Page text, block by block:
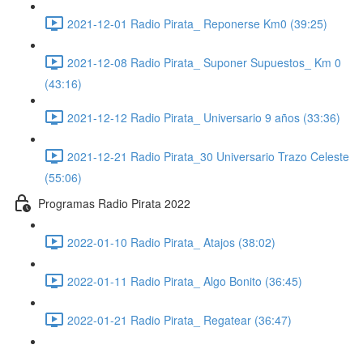
2021-12-01 Radio Pirata_ Reponerse Km0 (39:25)
2021-12-08 Radio Pirata_ Suponer Supuestos_ Km 0
(43:16)
2021-12-12 Radio Pirata_ Universario 9 años (33:36)
2021-12-21 Radio Pirata_30 Universario Trazo Celeste
(55:06)
Programas Radio Pirata 2022
2022-01-10 Radio Pirata_ Atajos (38:02)
2022-01-11 Radio Pirata_ Algo Bonito (36:45)
2022-01-21 Radio Pirata_ Regatear (36:47)